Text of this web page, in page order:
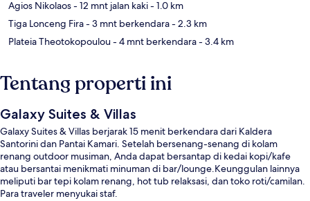
Agios Nikolaos- 12 mnt jalan kaki- 1.0 km
Tiga Lonceng Fira- 3 mnt berkendara- 2.3 km
Plateia Theotokopoulou- 4 mnt berkendara- 3.4 km
Tentang properti ini
Galaxy Suites & Villas
Galaxy Suites & Villas berjarak 15 menit berkendara dari Kaldera
Santorini dan Pantai Kamari. Setelah bersenang-senang di kolam
renang outdoor musiman, Anda dapat bersantap di kedai kopi/kafe
atau bersantai menikmati minuman di bar/lounge.Keunggulan lainnya
meliputi bar tepi kolam renang, hot tub relaksasi, dan toko roti/camilan.
Para traveler menyukai staf.